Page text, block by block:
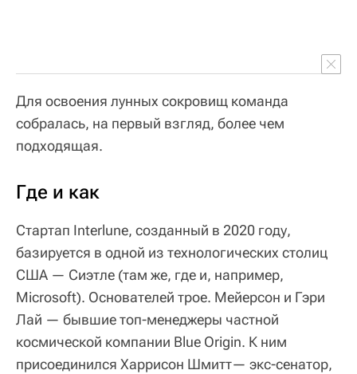
Для освоения лунных сокровищ команда
собралась, на первый взгляд, более чем
подходящая.
Где и как
Стартап Interlune, созданный в 2020 году,
базируется в одной из технологических столиц
США — Сиэтле (там же, где и, например,
Microsoft). Основателей трое. Мейерсон и Гэри
Лай — бывшие топ-менеджеры частной
космической компании Blue Origin. К ним
присоединился Харрисон Шмитт— экс-сенатор,